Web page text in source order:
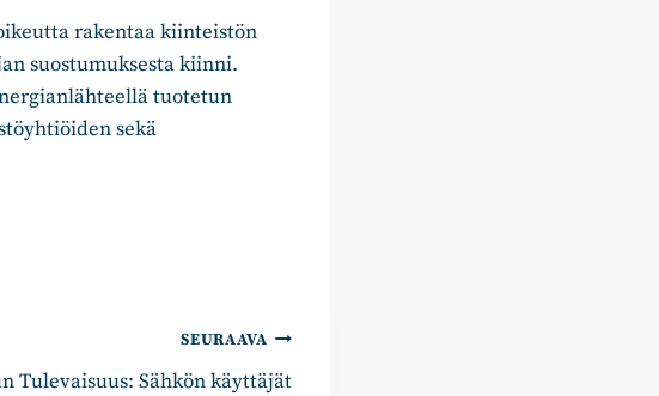
rakentaa kiinteistön
suostumuksesta kiinni.
tuotetun
sekä
SEURAAVA
Tulevaisuus: Sähkön käyttäjät